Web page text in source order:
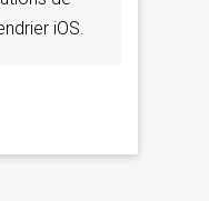
iOS.